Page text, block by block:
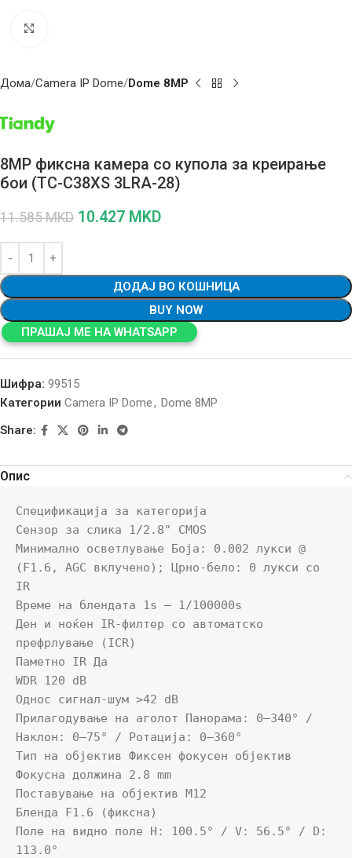
Дома Camera IP Dome Dome 8MP
8MP фиксна камера со купола за креирање
бои (TC-C38XS 3LRA-28)
11.585MKD 10.427 MKD
ДОДАЈ ВО КОШНИЦА
BUY NOW
ПРАШАЈ МЕ НА WHATSAPP
Шифра: 99515
Категории Camera IP Dome, Dome 8MP
Share:
Опис
Спецификација за категорија
Сензор за слика 1/2.8" CMOS
Минимално осветлување Боја: 0.002 лукси @
(F1.6, AGC вклучено); Црно-бело: 0 лукси со
IR
Време на блендата 1s – 1/100000s
Ден и ноќен IR-филтер со автоматско
префрлување (ICR)
Паметно IR Да
WDR 120 dB
Однос сигнал-шум >42 dB
Прилагодување на аголот Панорама: 0–340° /
Наклон: 0–75° / Ротација: 0–360°
Тип на објектив Фиксен фокусен објектив
Фокусна должина 2.8 mm
Поставување на објектив M12
Бленда F1.6 (фиксна)
Поле на видно поле H: 100.5° / V: 56.5° / D:
113.0°